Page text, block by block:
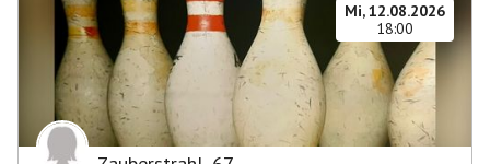
Mi, 12.08.2026
18:00